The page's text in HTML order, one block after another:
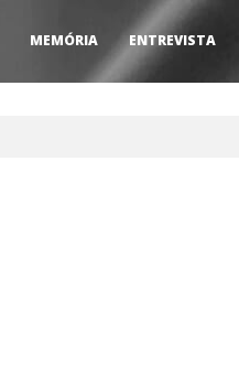
MEMÓRIA ENTREVISTA